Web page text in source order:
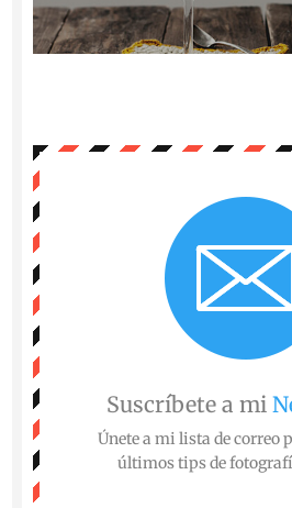
Suscríbete a mi
Únete a mi lista de correo
últimos tips de